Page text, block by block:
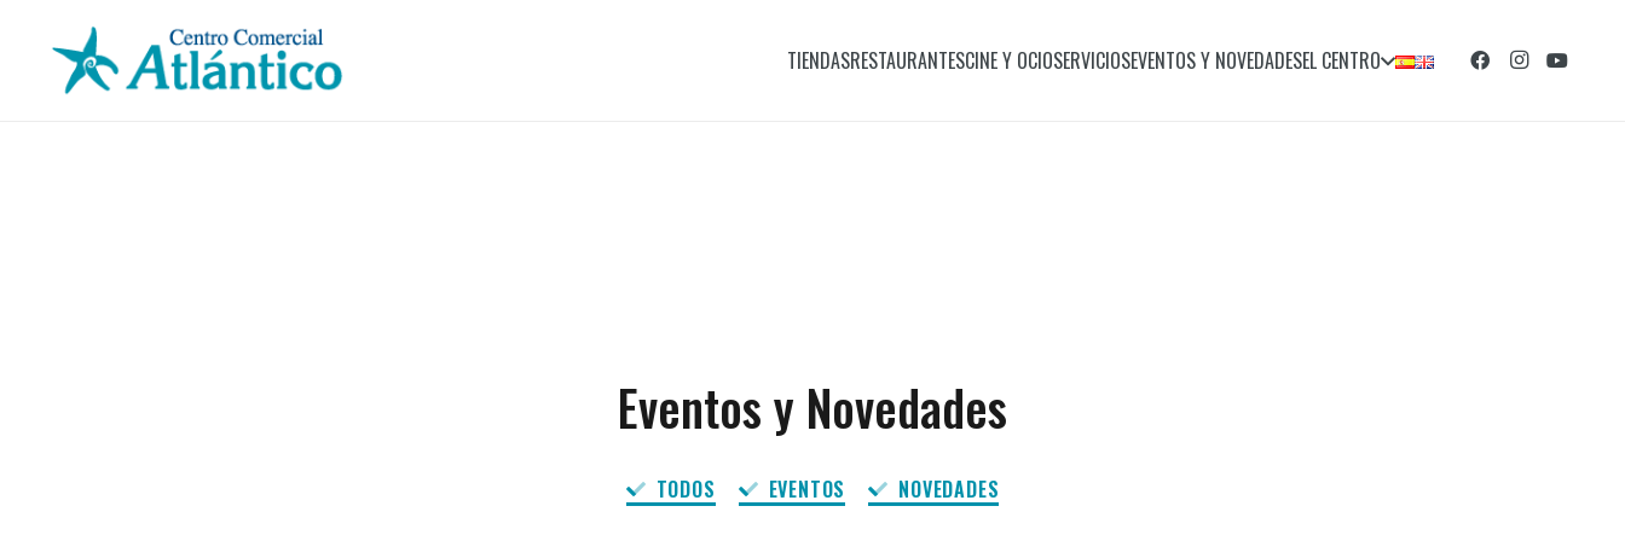
TIENDASRESTAURANTESCINE Y OCIOSERVICIOSEVENTOS Y NOVEDADESEL CENTRO
Eventos y Novedades
TODOS EVENTOS NOVEDADES